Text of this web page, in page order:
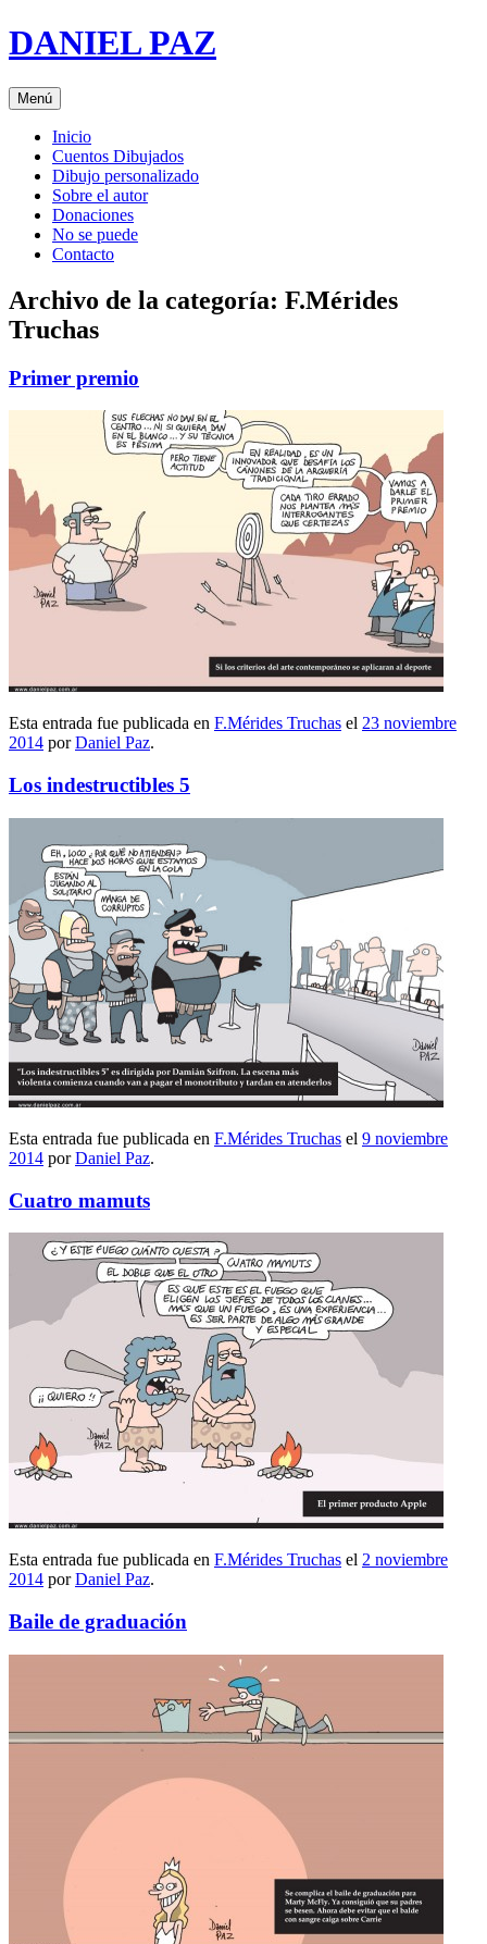
Saltar
al
DANIEL PAZ
Menú
Inicio
Cuentos Dibujados
Dibujo personalizado
Sobre el autor
Donaciones
No se puede
Contacto
Archivo de la categoría: F.Mérides
Truchas
Primer premio
Esta entrada fue publicada en F.Mérides Truchas el 23 noviembre
2014 porDaniel Paz.
Los indestructibles 5
Esta entrada fue publicada en F.Mérides Truchas el 9 noviembre
2014 porDaniel Paz.
Cuatro mamuts
Esta entrada fue publicada en F.Mérides Truchas el 2 noviembre
2014 porDaniel Paz.
Baile de graduación